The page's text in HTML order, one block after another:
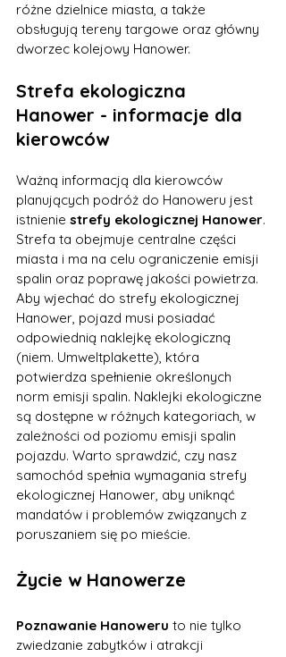
różne dzielnice miasta, a także
obsługują tereny targowe oraz główny
dworzec kolejowy Hanower.
Strefa ekologiczna
Hanower - informacje dla
kierowców
Ważną informacją dla kierowców
planujących podróż do Hanoweru jest
istnienie strefy ekologicznej Hanower.
Strefa ta obejmuje centralne części
miasta i ma na celu ograniczenie emisji
spalin oraz poprawę jakości powietrza.
Aby wjechać do strefy ekologicznej
Hanower, pojazd musi posiadać
odpowiednią naklejkę ekologiczną
(niem. Umweltplakette), która
potwierdza spełnienie określonych
norm emisji spalin. Naklejki ekologiczne
są dostępne w różnych kategoriach, w
zależności od poziomu emisji spalin
pojazdu. Warto sprawdzić, czy nasz
samochód spełnia wymagania strefy
ekologicznej Hanower, aby uniknąć
mandatów i problemów związanych z
poruszaniem się po mieście.
Życie w Hanowerze
Poznawanie Hanoweru to nie tylko
zwiedzanie zabytków i atrakcji